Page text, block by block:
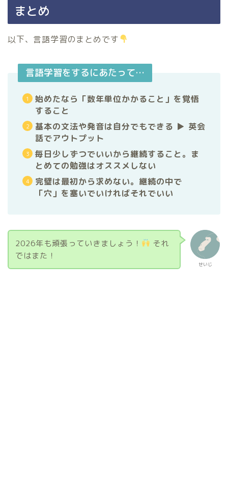
まとめ
以下、言語学習のまとめです
言語学習をするにあたって…
始めたなら「数年単位かかること」を覚悟
すること
基本の文法や発音は自分でもできる ▶︎ 英会
話でアウトプット
毎日少しずつでいいから継続すること。ま
とめての勉強はオススメしない
完璧は最初から求めない。継続の中で
「穴」を塞いでいければそれでいい
せいじ
2026年も頑張っていきましょう！
それ
ではまた！